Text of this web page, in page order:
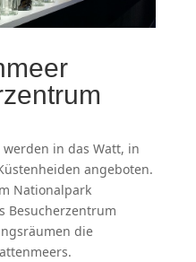
in das Watt, in
angeboten.
Nationalpark
Besucherzentrum
die